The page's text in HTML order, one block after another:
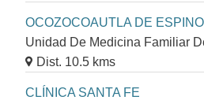
OCOZOCOAUTLA DE
Unidad De Medicina Familiar
Dist. 10.5 kms
CLÍNICA SANTA FE